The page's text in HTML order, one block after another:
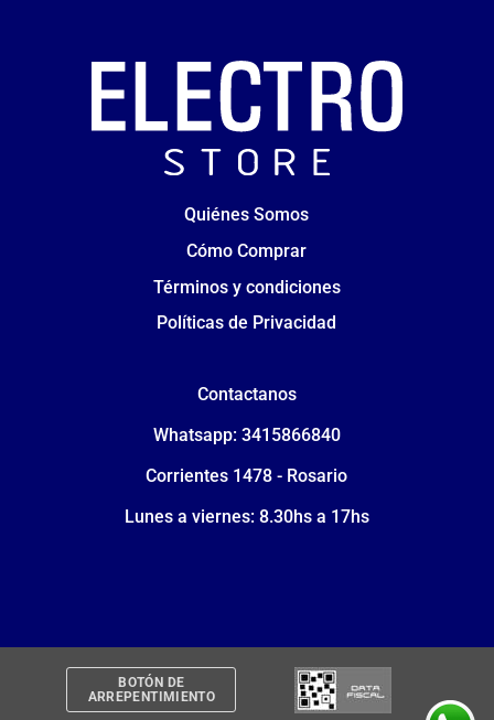
Quiénes Somos
Cómo Comprar
Términos y condiciones
Políticas de Privacidad
Contactanos
Whatsapp: 3415866840
Corrientes 1478 - Rosario
Lunes a viernes: 8.30hs a 17hs
BOTÓN DE
ARREPENTIMIENTO